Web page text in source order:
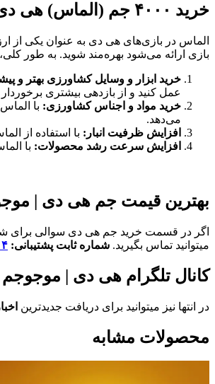
خرید ۴۰۰۰ جم (الماس) هی دی (Hay Day)
الماس در بازی‌های هی دی به عنوان یکی از
بازی ارائه می‌شود بهره‌مند شوید. به طور کلی،
خرید ابزار و وسایل کشاورزی بهتر و
عمل کنید و از بازدهی بیشتری
خرید مواد و اجناس کشاورزی: با
می‌دهد.
افزایش ظرفیت انبار: با استفاده از
افزایش سرعت رشد محصولات: با
بهترین قیمت جم هی دی |
اگر در قسمت خرید جم هی دی سوالی برای شما
میتوانید تماس بگیرید. شماره ثابت پشتیبانی:
کانال تلگرام هی دی | موجوجم
در انتها نیز میتوانید برای دریافت جدیدترین
محصولات مشابه